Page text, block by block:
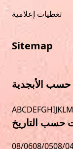
تغطيات إعلامية
Sitemap
الأبجدية
ABCDEFGHIJKLM
حسب التاريخ
08/0608/0508/